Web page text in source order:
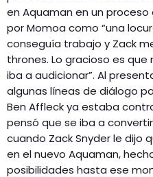
en Aquaman en un
por Momoa como “una
conseguía trabajo y Zack
thrones. Lo gracioso es
iba a audicionar”. Al
algunas líneas de diálogo
Ben Affleck ya estaba
pensó que se iba a
cuando Zack Snyder le dijo
en el nuevo Aquaman,
posibilidades hasta ese